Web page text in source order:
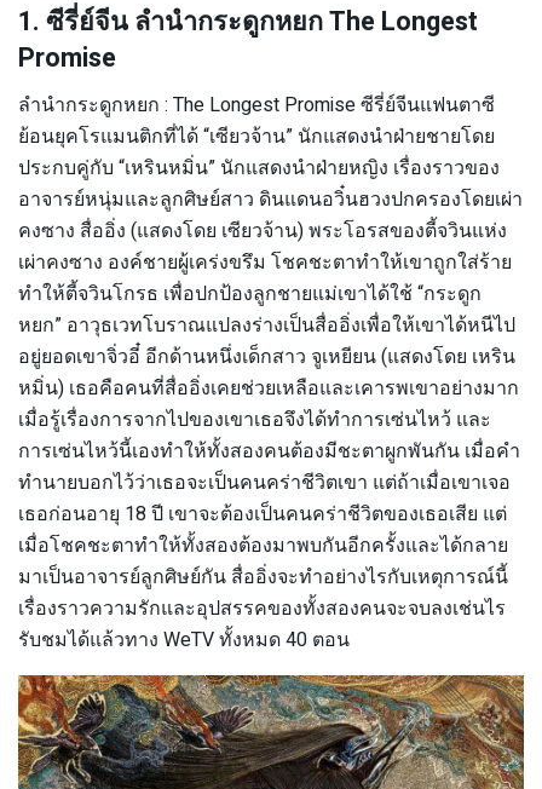
1. ซีรี่ย์จีน ลำนำกระดูกหยก The Longest
Promise
ลำนำกระดูกหยก : The Longest Promise ซีรี่ย์จีนแฟนตาซี
ย้อนยุคโรแมนติกที่ได้ “เซียวจ้าน” นักแสดงนำฝ่ายชายโดย
ประกบคู่กับ “เหรินหมิ่น” นักแสดงนำฝ่ายหญิง เรื่องราวของ
อาจารย์หนุ่มและลูกศิษย์สาว ดินแดนอวิ๋นฮวงปกครองโดยเผ่า
คงซาง สื่ออิ่ง (แสดงโดย เซียวจ้าน) พระโอรสของตี้จวินแห่ง
เผ่าคงซาง องค์ชายผู้เคร่งขรึม โชคชะตาทำให้เขาถูกใส่ร้าย
ทำให้ตี้จวินโกรธ เพื่อปกป้องลูกชายแม่เขาได้ใช้ “กระดูก
หยก” อาวุธเวทโบราณแปลงร่างเป็นสื่ออิ่งเพื่อให้เขาได้หนีไป
อยู่ยอดเขาจิ่วอี๋ อีกด้านหนึ่งเด็กสาว จูเหยียน (แสดงโดย เหริน
หมิ่น) เธอคือคนที่สื่ออิ่งเคยช่วยเหลือและเคารพเขาอย่างมาก
เมื่อรู้เรื่องการจากไปของเขาเธอจึงได้ทำการเซ่นไหว้ และ
การเซ่นไหว้นี้เองทำให้ทั้งสองคนต้องมีชะตาผูกพันกัน เมื่อคำ
ทำนายบอกไว้ว่าเธอจะเป็นคนคร่าชีวิตเขา แต่ถ้าเมื่อเขาเจอ
เธอก่อนอายุ 18 ปี เขาจะต้องเป็นคนคร่าชีวิตของเธอเสีย แต่
เมื่อโชคชะตาทำให้ทั้งสองต้องมาพบกันอีกครั้งและได้กลาย
มาเป็นอาจารย์ลูกศิษย์กัน สื่ออิ่งจะทำอย่างไรกับเหตุการณ์นี้
เรื่องราวความรักและอุปสรรคของทั้งสองคนจะจบลงเช่นไร
รับชมได้แล้วทาง WeTV ทั้งหมด 40 ตอน